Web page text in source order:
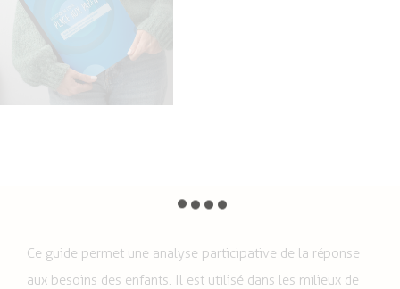
Ce guide permet une analyse participative de la réponse
aux besoins des enfants. Il est utilisé dans les milieux de